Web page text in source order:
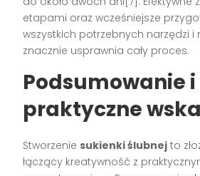
etapami oraz wcześniejsze
wszystkich potrzebnych narzędzi i
znacznie usprawnia cały proces.
Podsumowanie i
praktyczne
Stworzenie sukienki ślubnej to
łączący kreatywność z